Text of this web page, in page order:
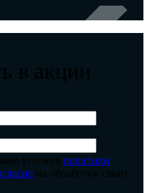
в акции
условия политики
на обработку своих